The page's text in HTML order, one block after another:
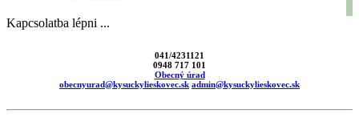
Kapcsolatba lépni ...
041/4231121
0948 717 101
Obecný úrad
obecnyurad@kysuckylieskovec.sk admin@kysuckylieskovec.sk